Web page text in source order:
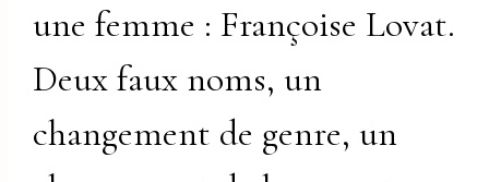
une femme : Françoise Lovat.
Deux faux noms, un
changement de genre, un